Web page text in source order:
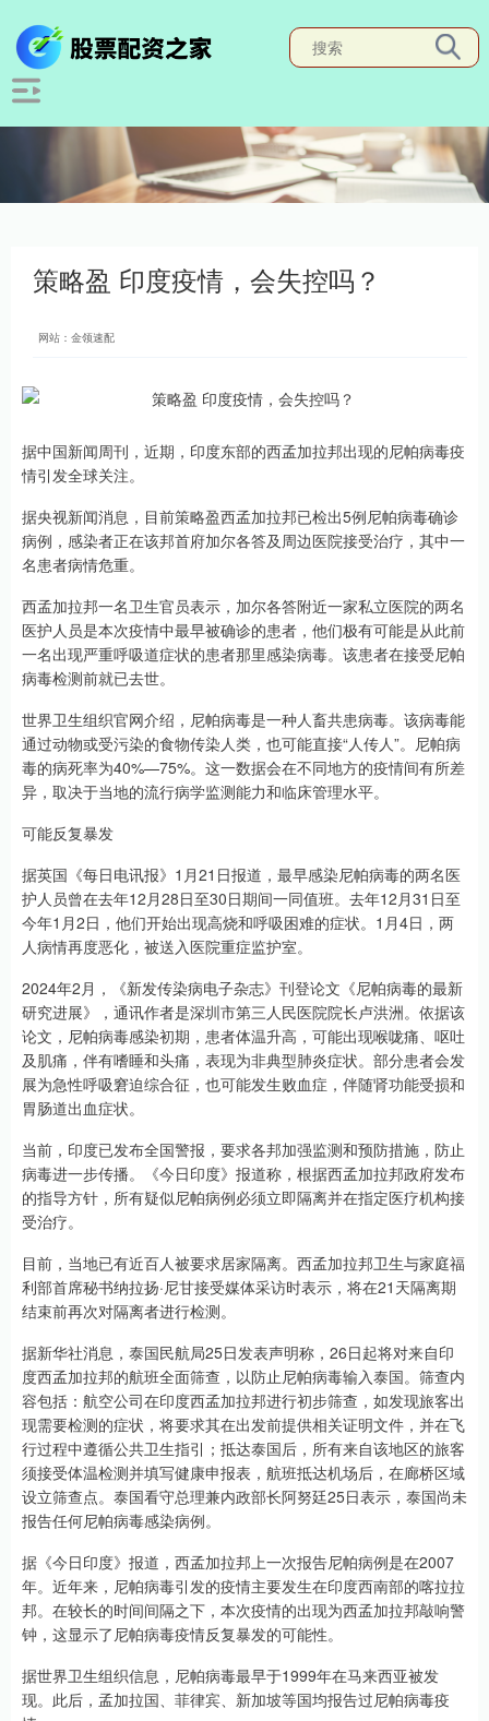
策略盈 印度疫情，会失控吗？
网站：金领速配
据中国新闻周刊，近期，印度东部的西孟加拉邦出现的尼帕病毒疫
情引发全球关注。
据央视新闻消息，目前策略盈西孟加拉邦已检出5例尼帕病毒确诊
病例，感染者正在该邦首府加尔各答及周边医院接受治疗，其中一
名患者病情危重。
西孟加拉邦一名卫生官员表示，加尔各答附近一家私立医院的两名
医护人员是本次疫情中最早被确诊的患者，他们极有可能是从此前
一名出现严重呼吸道症状的患者那里感染病毒。该患者在接受尼帕
病毒检测前就已去世。
世界卫生组织官网介绍，尼帕病毒是一种人畜共患病毒。该病毒能
通过动物或受污染的食物传染人类，也可能直接“人传人”。尼帕病
毒的病死率为40%—75%。这一数据会在不同地方的疫情间有所差
异，取决于当地的流行病学监测能力和临床管理水平。
可能反复暴发
据英国《每日电讯报》1月21日报道，最早感染尼帕病毒的两名医
护人员曾在去年12月28日至30日期间一同值班。去年12月31日至
今年1月2日，他们开始出现高烧和呼吸困难的症状。1月4日，两
人病情再度恶化，被送入医院重症监护室。
2024年2月，《新发传染病电子杂志》刊登论文《尼帕病毒的最新
研究进展》，通讯作者是深圳市第三人民医院院长卢洪洲。依据该
论文，尼帕病毒感染初期，患者体温升高，可能出现喉咙痛、呕吐
及肌痛，伴有嗜睡和头痛，表现为非典型肺炎症状。部分患者会发
展为急性呼吸窘迫综合征，也可能发生败血症，伴随肾功能受损和
胃肠道出血症状。
当前，印度已发布全国警报，要求各邦加强监测和预防措施，防止
病毒进一步传播。《今日印度》报道称，根据西孟加拉邦政府发布
的指导方针，所有疑似尼帕病例必须立即隔离并在指定医疗机构接
受治疗。
目前，当地已有近百人被要求居家隔离。西孟加拉邦卫生与家庭福
利部首席秘书纳拉扬·尼甘接受媒体采访时表示，将在21天隔离期
结束前再次对隔离者进行检测。
据新华社消息，泰国民航局25日发表声明称，26日起将对来自印
度西孟加拉邦的航班全面筛查，以防止尼帕病毒输入泰国。筛查内
容包括：航空公司在印度西孟加拉邦进行初步筛查，如发现旅客出
现需要检测的症状，将要求其在出发前提供相关证明文件，并在飞
行过程中遵循公共卫生指引；抵达泰国后，所有来自该地区的旅客
须接受体温检测并填写健康申报表，航班抵达机场后，在廊桥区域
设立筛查点。泰国看守总理兼内政部长阿努廷25日表示，泰国尚未
报告任何尼帕病毒感染病例。
据《今日印度》报道，西孟加拉邦上一次报告尼帕病例是在2007
年。近年来，尼帕病毒引发的疫情主要发生在印度西南部的喀拉拉
邦。在较长的时间间隔之下，本次疫情的出现为西孟加拉邦敲响警
钟，这显示了尼帕病毒疫情反复暴发的可能性。
据世界卫生组织信息，尼帕病毒最早于1999年在马来西亚被发
现。此后，孟加拉国、菲律宾、新加坡等国均报告过尼帕病毒疫